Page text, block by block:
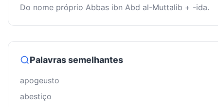
Do nome próprio Abbas ibn Abd al-Muttalib + -ida.
Palavras semelhantes
apogeusto
abestiço